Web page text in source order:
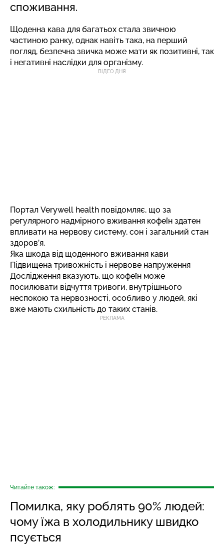
споживання.
Щоденна кава для багатьох стала звичною
частиною ранку, однак навіть така, на перший
погляд, безпечна звичка може мати як позитивні, так
і негативні наслідки для організму.
ВІДЕО ДНЯ
Портал Verywell health повідомляє, що за
регулярного надмірного вживання кофеїн здатен
впливати на нервову систему, сон і загальний стан
здоров’я.
Яка шкода від щоденного вживання кави
Підвищена тривожність і нервове напруження
Дослідження вказують, що кофеїн може
посилювати відчуття тривоги, внутрішнього
неспокою та нервозності, особливо у людей, які
вже мають схильність до таких станів.
РЕКЛАМА
Читайте також:
Помилка, яку роблять 90% людей:
чому їжа в холодильнику швидко
псується